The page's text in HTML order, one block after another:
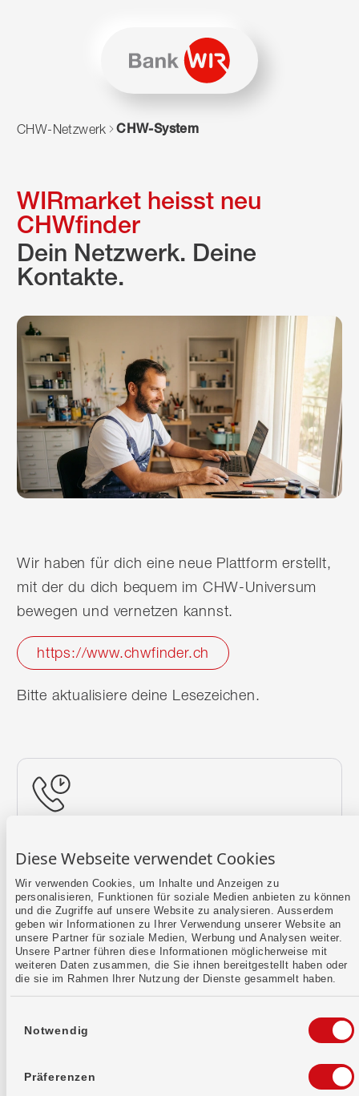
Diese Webseite verwendet Cookies
Wir verwenden Cookies, um Inhalte und Anzeigen zu
personalisieren, Funktionen für soziale Medien anbieten zu können
und die Zugriffe auf unsere Website zu analysieren. Ausserdem
geben wir Informationen zu Ihrer Verwendung unserer Website an
unsere Partner für soziale Medien, Werbung und Analysen weiter.
Unsere Partner führen diese Informationen möglicherweise mit
weiteren Daten zusammen, die Sie ihnen bereitgestellt haben oder
die sie im Rahmen Ihrer Nutzung der Dienste gesammelt haben.
Notwendig
Präferenzen
Zum Navigieren dieser Seite wird JavaScript benötigt.
CHW-Netzwerk CHW-System
WIRmarket heisst neu
CHWfinder
Dein Netzwerk. Deine
Kontakte.
Wir haben für dich eine neue Plattform erstellt,
mit der du dich bequem im CHW-Universum
bewegen und vernetzen kannst.
https://www.chwfinder.ch
Bitte aktualisiere deine Lesezeichen.
Mehr erfahren
Kontaktformular